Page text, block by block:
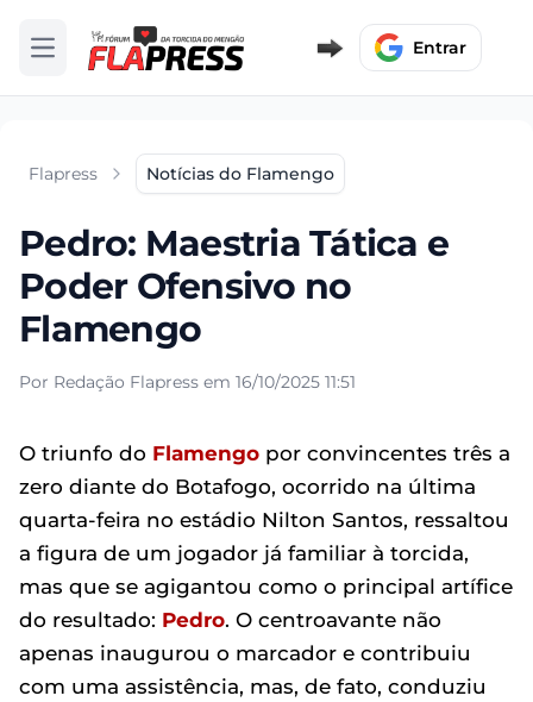
Abrir menu Entrar
Flapress Notícias do Flamengo
Pedro: Maestria Tática e
Poder Ofensivo no
Flamengo
Por Redação Flapress em 16/10/2025 11:51
O triunfo do Flamengo por convincentes três a
zero diante do Botafogo, ocorrido na última
quarta-feira no estádio Nilton Santos, ressaltou
a figura de um jogador já familiar à torcida,
mas que se agigantou como o principal artífice
do resultado: Pedro. O centroavante não
apenas inaugurou o marcador e contribuiu
com uma assistência, mas, de fato, conduziu